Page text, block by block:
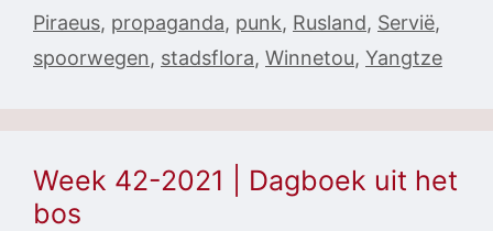
Piraeus, propaganda, punk, Rusland, Servië,
spoorwegen, stadsflora, Winnetou, Yangtze
Week 42-2021 | Dagboek uit het
bos